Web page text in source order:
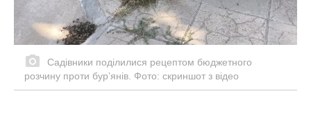
Садівники поділилися рецептом бюджетного
розчину проти бурʼянів. Фото: скриншот з відео